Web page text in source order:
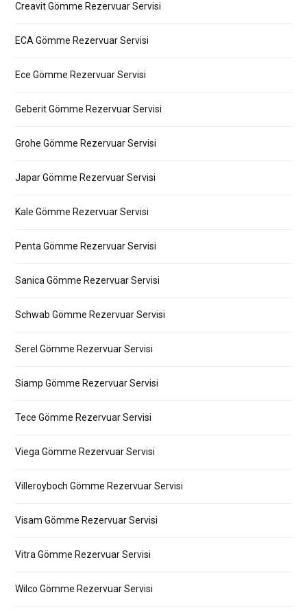
Creavit Gömme Rezervuar Servisi
ECA Gömme Rezervuar Servisi
Ece Gömme Rezervuar Servisi
Geberit Gömme Rezervuar Servisi
Grohe Gömme Rezervuar Servisi
Japar Gömme Rezervuar Servisi
Kale Gömme Rezervuar Servisi
Penta Gömme Rezervuar Servisi
Sanica Gömme Rezervuar Servisi
Schwab Gömme Rezervuar Servisi
Serel Gömme Rezervuar Servisi
Siamp Gömme Rezervuar Servisi
Tece Gömme Rezervuar Servisi
Viega Gömme Rezervuar Servisi
Villeroyboch Gömme Rezervuar Servisi
Visam Gömme Rezervuar Servisi
Vitra Gömme Rezervuar Servisi
Wilco Gömme Rezervuar Servisi